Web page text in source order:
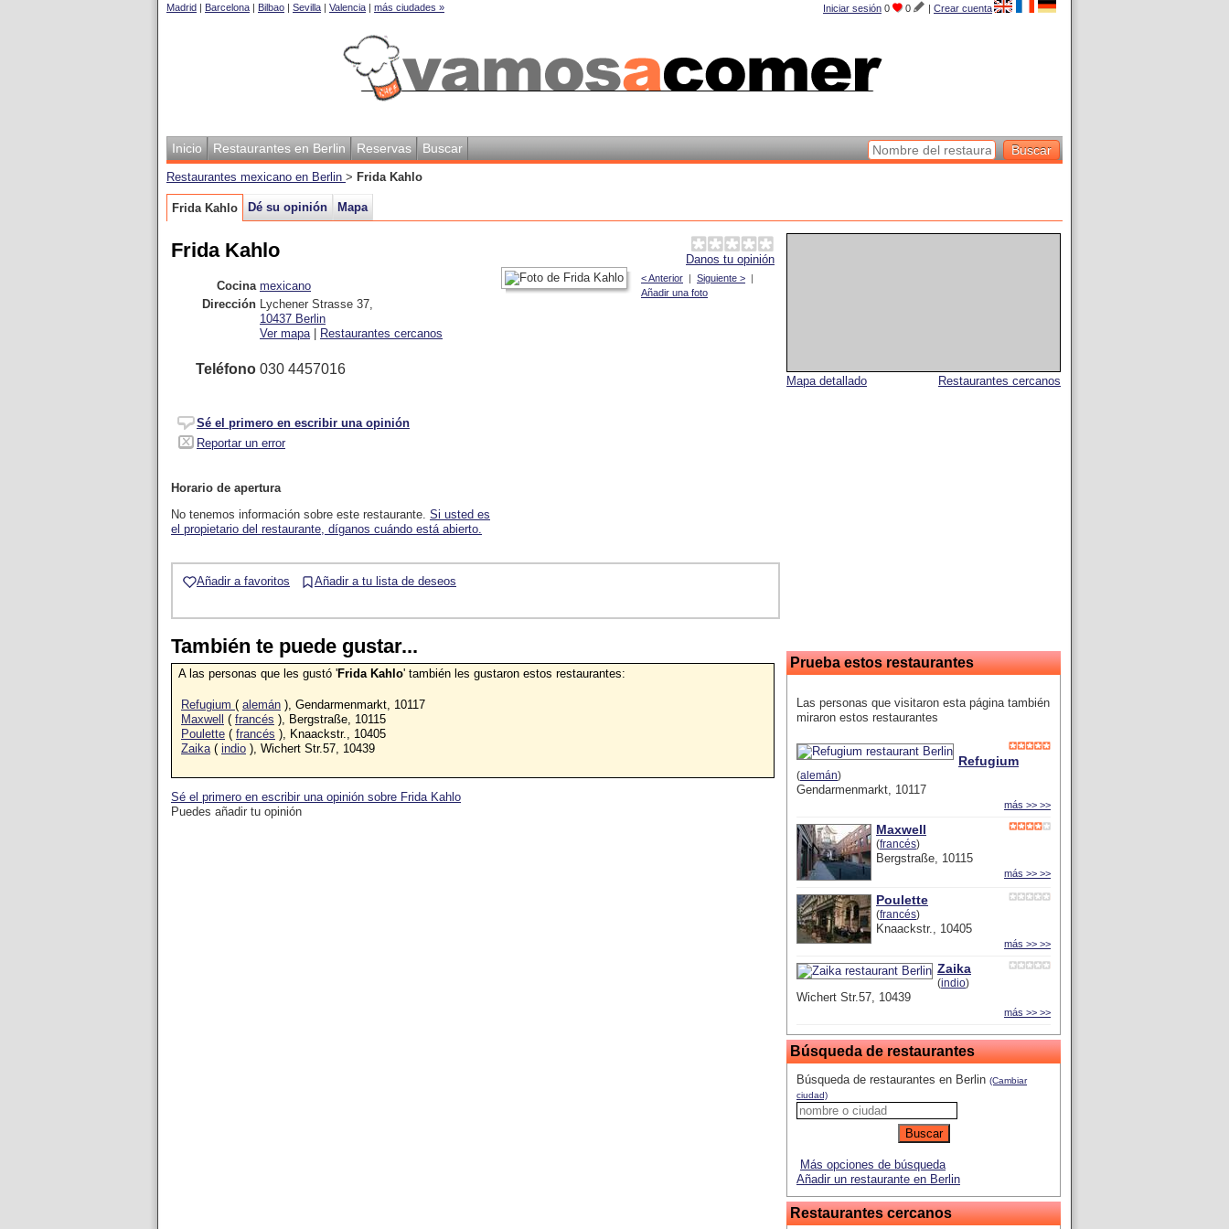
Iniciar sesión 0 0 | Crear cuenta
Madrid | Barcelona | Bilbao | Sevilla | Valencia | más ciudades »
Inicio Restaurantes en Berlin Reservas Buscar
Restaurantes mexicano en Berlin > Frida Kahlo
Frida Kahlo Dé su opinión Mapa
Restaurantes cercanos
Mapa detallado
Prueba estos restaurantes
Las personas que visitaron esta página también
miraron estos restaurantes
Refugium
(alemán)
Gendarmenmarkt, 10117
más >> >>
Maxwell
(francés)
Bergstraße, 10115
más >> >>
Poulette
(francés)
Knaackstr., 10405
más >> >>
Zaika
(indio)
Wichert Str.57, 10439
más >> >>
Búsqueda de restaurantes
Búsqueda de restaurantes en Berlin (Cambiar
ciudad)
Más opciones de búsqueda
Añadir un restaurante en Berlin
Restaurantes cercanos
Danos tu opinión
Frida Kahlo
< Anterior | Siguiente > |
Añadir una foto
Cocina mexicano
Dirección Lychener Strasse 37,
10437 Berlin
Ver mapa| Restaurantes cercanos
Teléfono 030 4457016
Sé el primero en escribir una opinión
Reportar un error
Horario de apertura
No tenemos información sobre este restaurante. Si usted es
el propietario del restaurante, díganos cuándo está abierto.
Añadir a favoritos Añadir a tu lista de deseos
También te puede gustar...
A las personas que les gustó 'Frida Kahlo' también les gustaron estos restaurantes:
Refugium ( alemán ), Gendarmenmarkt, 10117
Maxwell ( francés ), Bergstraße, 10115
Poulette ( francés ), Knaackstr., 10405
Zaika ( indio ), Wichert Str.57, 10439
Sé el primero en escribir una opinión sobre Frida Kahlo
Puedes añadir tu opinión